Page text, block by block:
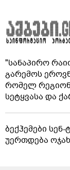
"სანაპირო
გარემოს
რომელ
სეტყვასა და
ბექჰემები
უერთდება